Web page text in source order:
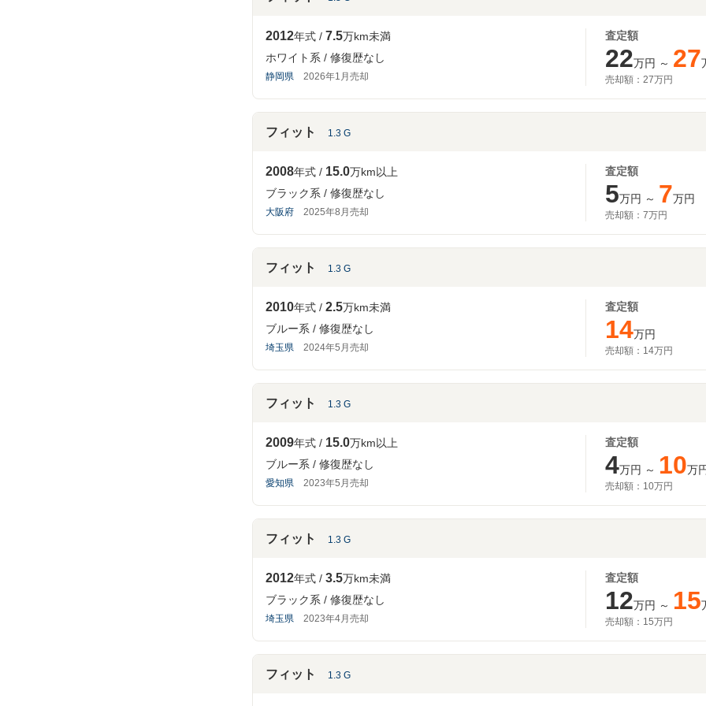
2012年式 7.5万km未満
ホワイト系
修復歴なし
静岡県 2026年1月売却
査定額
22万円 ～ 27
売却額： 27万円
フィット 1.3 G
2008年式 15.0万km以上
ブラック系
修復歴なし
大阪府 2025年8月売却
査定額
5万円 ～ 7万円
売却額： 7万円
フィット 1.3 G
2010年式 2.5万km未満
ブルー系
修復歴なし
埼玉県 2024年5月売却
査定額
14万円
売却額： 14万円
フィット 1.3 G
2009年式 15.0万km以上
ブルー系
修復歴なし
愛知県 2023年5月売却
査定額
4万円 ～ 10万
売却額： 10万円
フィット 1.3 G
2012年式 3.5万km未満
ブラック系
修復歴なし
埼玉県 2023年4月売却
査定額
12万円 ～ 15
売却額： 15万円
フィット 1.3 G